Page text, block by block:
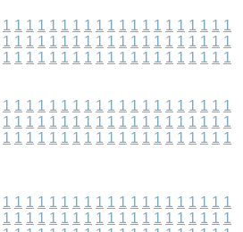
1 1 1 1 1 1 1 1 1 1 1 1 1 1 1 1 1 1 1 1
1 1 1 1 1 1 1 1 1 1 1 1 1 1 1 1 1 1 1 1
1 1 1 1 1 1 1 1 1 1 1 1 1 1 1 1 1 1 1 1
1 1 1 1 1 1 1 1 1 1 1 1 1 1 1 1 1 1 1 1
1 1 1 1 1 1 1 1 1 1 1 1 1 1 1 1 1 1 1 1
1 1 1 1 1 1 1 1 1 1 1 1 1 1 1 1 1 1 1 1
1 1 1 1 1 1 1 1 1 1 1 1 1 1 1 1 1 1 1 1
1 1 1 1 1 1 1 1 1 1 1 1 1 1 1 1 1 1 1 1